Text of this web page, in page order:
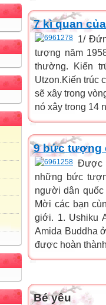
7 kì quan
1/
tượng năm
thường. Kiến
Utzon.Kiến trúc
sẽ xây trong
nó xây trong 14
9 bức tượng
Được
những bức
người dân
Mời các bạn
giới. 1. Ushiku
Amida Buddha
được hoàn
Bé yêu